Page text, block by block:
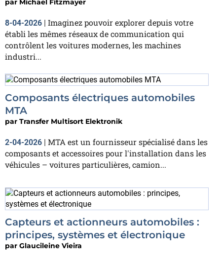
par Michael Fitzmayer
8-04-2026 | Imaginez pouvoir explorer depuis votre
établi les mêmes réseaux de communication qui
contrôlent les voitures modernes, les machines
industri...
Composants électriques automobiles
MTA
par Transfer Multisort Elektronik
2-04-2026 | MTA est un fournisseur spécialisé dans les
composants et accessoires pour l'installation dans les
véhicules – voitures particulières, camion...
Capteurs et actionneurs automobiles :
principes, systèmes et électronique
par Glaucileine Vieira